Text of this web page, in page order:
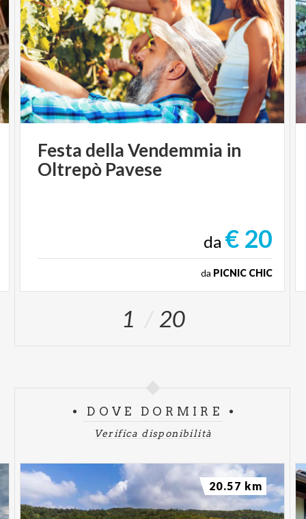
Festa dellaVendemmia in
Oltrepò Pavese
da € 20
da PICNIC CHIC
1 20
DOVE DORMIRE
Verifica disponibilità
20.57 km